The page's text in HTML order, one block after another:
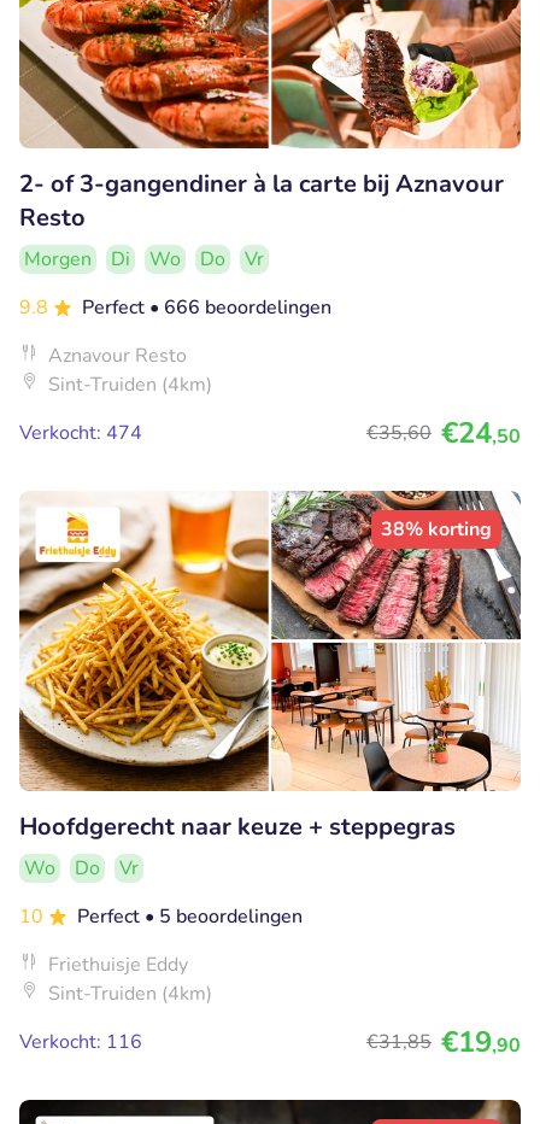
2- of 3-gangendiner à la carte bij Aznavour
Resto
Morgen Di Wo Do
Vr
9.8
Perfect • 666 beoordelingen
Aznavour Resto
Sint-Truiden (4km)
Verkocht: 474
€35,60 €24,50
38% korting
Hoofdgerecht naar keuze + steppegras
Wo Do
Vr
10
Perfect • 5 beoordelingen
Friethuisje Eddy
Sint-Truiden (4km)
Verkocht: 116
€31,85 €19,90